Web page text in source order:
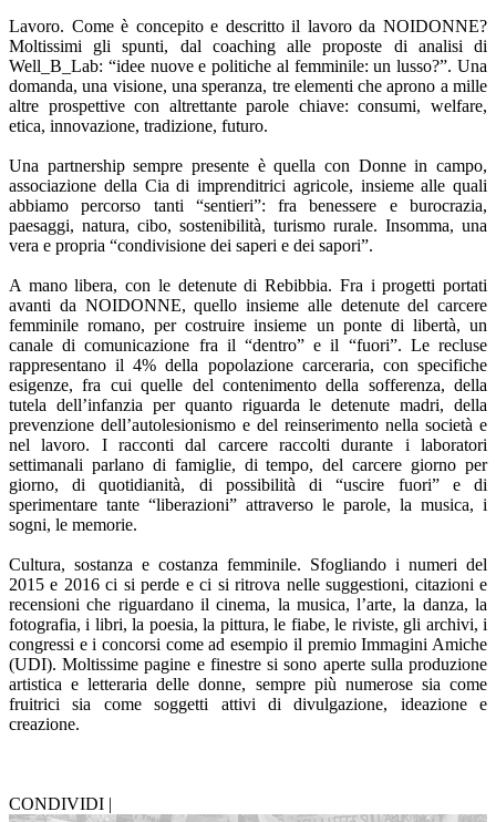
Lavoro. Come è concepito e descritto il lavoro da NOIDONNE?
Moltissimi gli spunti, dal coaching alle proposte di analisi di
Well_B_Lab: “idee nuove e politiche al femminile: un lusso?”. Una
domanda, una visione, una speranza, tre elementi che aprono a mille
altre prospettive con altrettante parole chiave: consumi, welfare,
etica, innovazione, tradizione, futuro.
Una partnership sempre presente è quella con Donne in campo,
associazione della Cia di imprenditrici agricole, insieme alle quali
abbiamo percorso tanti “sentieri”: fra benessere e burocrazia,
paesaggi, natura, cibo, sostenibilità, turismo rurale. Insomma, una
vera e propria “condivisione dei saperi e dei sapori”.
A mano libera, con le detenute di Rebibbia. Fra i progetti portati
avanti da NOIDONNE, quello insieme alle detenute del carcere
femminile romano, per costruire insieme un ponte di libertà, un
canale di comunicazione fra il “dentro” e il “fuori”. Le recluse
rappresentano il 4% della popolazione carceraria, con specifiche
esigenze, fra cui quelle del contenimento della sofferenza, della
tutela dell’infanzia per quanto riguarda le detenute madri, della
prevenzione dell’autolesionismo e del reinserimento nella società e
nel lavoro. I racconti dal carcere raccolti durante i laboratori
settimanali parlano di famiglie, di tempo, del carcere giorno per
giorno, di quotidianità, di possibilità di “uscire fuori” e di
sperimentare tante “liberazioni” attraverso le parole, la musica, i
sogni, le memorie.
Cultura, sostanza e costanza femminile. Sfogliando i numeri del
2015 e 2016 ci si perde e ci si ritrova nelle suggestioni, citazioni e
recensioni che riguardano il cinema, la musica, l’arte, la danza, la
fotografia, i libri, la poesia, la pittura, le fiabe, le riviste, gli archivi, i
congressi e i concorsi come ad esempio il premio Immagini Amiche
(UDI). Moltissime pagine e finestre si sono aperte sulla produzione
artistica e letteraria delle donne, sempre più numerose sia come
fruitrici sia come soggetti attivi di divulgazione, ideazione e
creazione.
CONDIVIDI |